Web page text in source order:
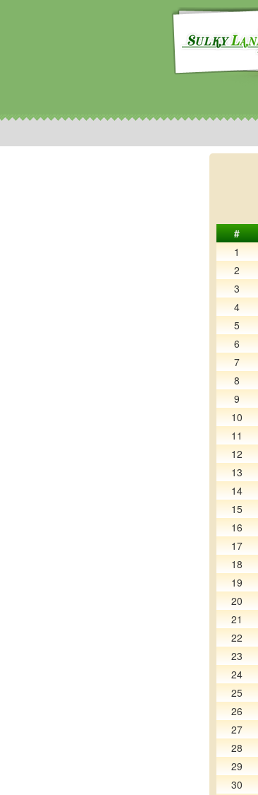
#
1
2
3
4
5
6
7
8
9
10
11
12
13
14
15
16
17
18
19
20
21
22
23
24
25
26
27
28
29
30